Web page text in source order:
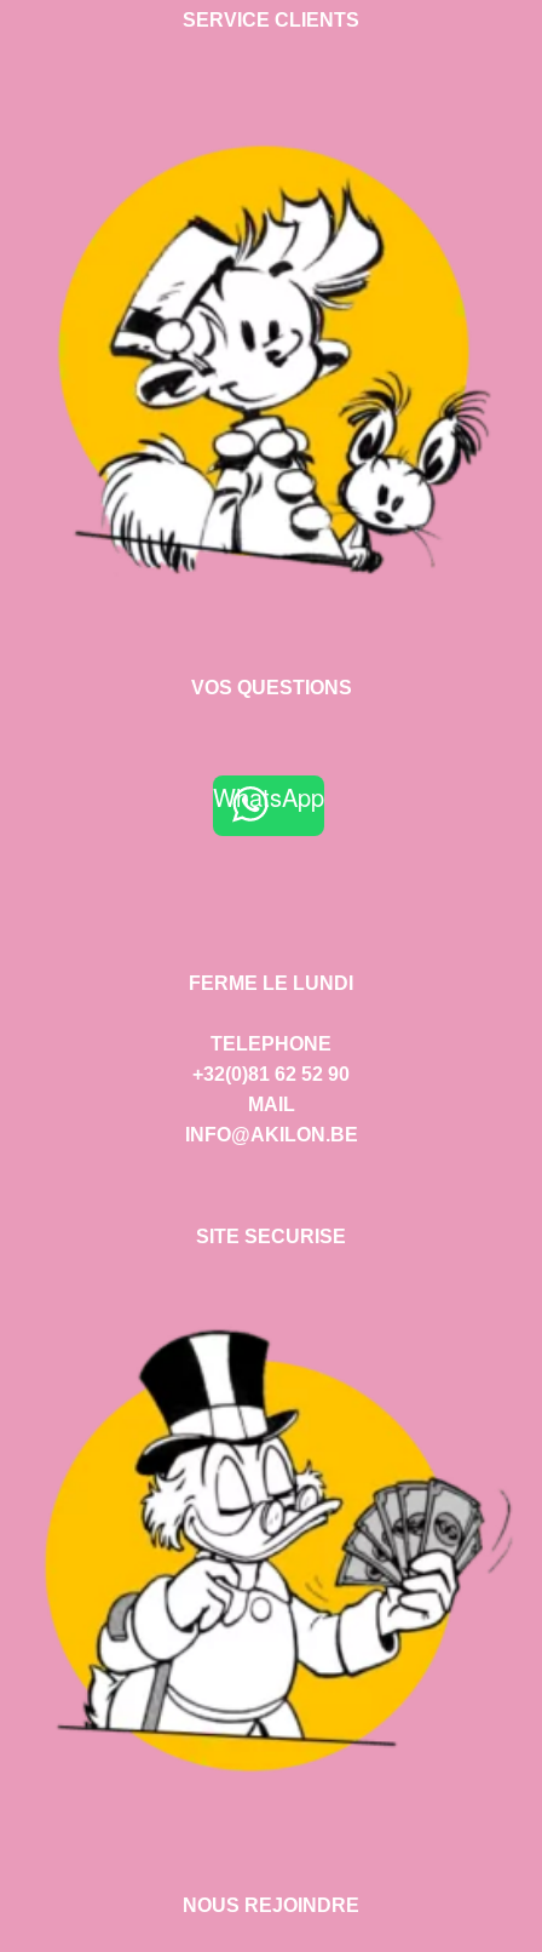
SERVICE CLIENTS
VOS QUESTIONS
WhatsApp
FERME LE LUNDI
TELEPHONE
+32(0)81 62 52 90
MAIL
INFO@AKILON.BE
SITE SECURISE
NOUS REJOINDRE